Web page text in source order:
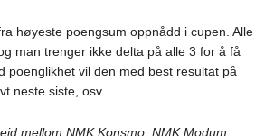
høyeste poengsum oppnådd i cupen. Alle
man trenger ikke delta på alle 3 for å få
poenglikhet vil den med best resultat på
neste siste, osv.
mellom NMK Konsmo, NMK Modum